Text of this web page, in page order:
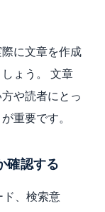
に文章を作成
ょう。 文章
や読者にとっ
重要です。
確認する
ド、検索意